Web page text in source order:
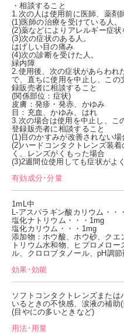
・相談すること
1.次の人は使用前に医師、薬剤
(1)医師の治療を受けている人。
(2)薬などによりアレルギー症状
(3)次の症状のある人。
はげしい目の痛み
(4)次の診断を受けた人。
緑内障
2.使用後、次の症状があらわれ
で、直ちに使用を中止し、こ
録販売者に相談すること
(関係部位：症状)
皮膚：発疹・発赤、かゆみ
目：充血、かゆみ、はれ
3.次の場合は使用を中止し、こ
登録販売者に相談すること
(1)目のかすみが改善されない場
(2)ハードコンタクトレンズ装
く、レンズがくもった場合
(3)2週間位使用しても症状がよ
有効成分･分量
1mL中
L-アスパラギン酸カリウム・・
塩化ナトリウム・・・1mg
塩化カリウム・・・1mg
添加物：ホウ酸、ホウ砂、クエ
トリウム水和物、ヒプロメロ
ル、クロロブタノール、pH調節
効果･効能
ソフトコンタクトレンズまた
いるときの不快感、涙液の補
(目やにの多いときなど)
用法･用量